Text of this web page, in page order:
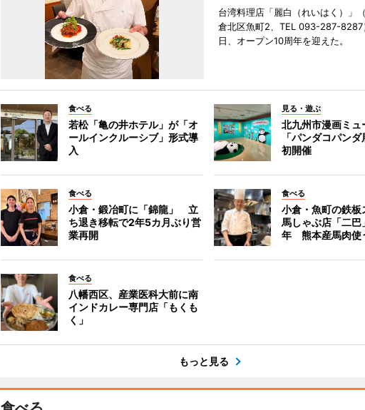
台湾料理店「麗白（れいはく）」
倉北区魚町2、TEL 093-287-8287
日、オープン10周年を迎えた。
食べる
若松「亀の井ホテル」が「オ
ールインクルーシブ」形式導
入
見る・遊ぶ
北九州市漫画ミュ
「パンダコパン
初開催
食べる
小倉・鍛冶町に「錦龍」 立
ち退き移転で2年5カ月ぶり営
業再開
食べる
小倉・魚町の鉄板
馬しゃぶ店「二巴
年 熊本産馬肉使
食べる
八幡西区、産業医科大前に南
インドカレー専門店「もくも
く」
もっと見る